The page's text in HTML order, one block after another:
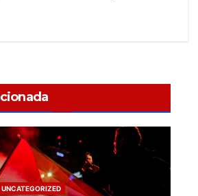
UNCATEGORIZED